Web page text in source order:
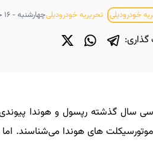
تحریریه خودرودیلیچهارشنبه - ۱۶ خرداد ۱۴۰۳ - ۰۸:۴۲
گذاری:
سی سال گذشته رپسول و هوندا